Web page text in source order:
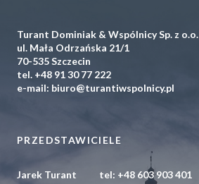
Turant Dominiak & Wspólnicy Sp. z o.o.
ul. Mała Odrzańska 21/1
70-535 Szczecin
tel. +48 91 30 77 222
e-mail: biuro@turantiwspolnicy.pl
PRZEDSTAWICIELE
Jarek Turant tel: +48 603 903 401